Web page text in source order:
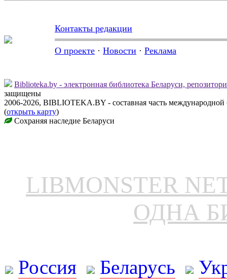
Контакты редакции
О проекте · Новости · Реклама
Biblioteka.by - электронная библиотека Беларуси,
защищены
2006-2026, BIBLIOTEKA.BY - составная часть
(открыть карту)
Сохраняя наследие Беларуси
LIBMONSTER
ОДНА
Россия Беларусь